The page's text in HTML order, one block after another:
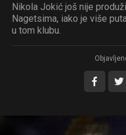
Nikola Jokić još nije
Nagetsima, iako je više
u tom klubu.